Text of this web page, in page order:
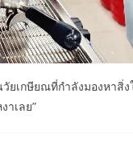
เกษียณที่กำลังมองหาสิ่ง
าเลย”